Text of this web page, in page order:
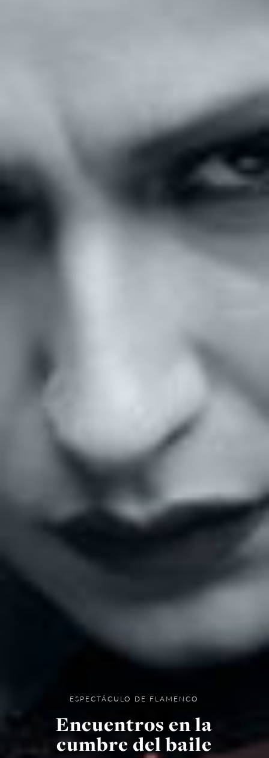
ESPECTÁCULO DE FLAMENCO
Encuentros en la
cumbre del baile